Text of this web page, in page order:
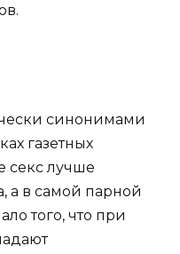
синонимами
газетных
секс лучше
а в самой парной
того, что при